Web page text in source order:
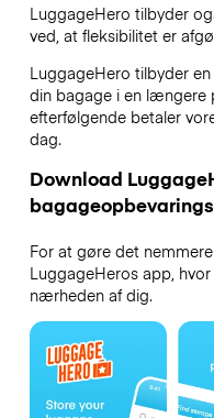
LuggageHero tilbyder
ved, at fleksibilitet er
LuggageHero tilbyder
din bagage i en længere
efterfølgende betaler
dag.
Download
For at gøre det
LuggageHeros app,
nærheden af dig.